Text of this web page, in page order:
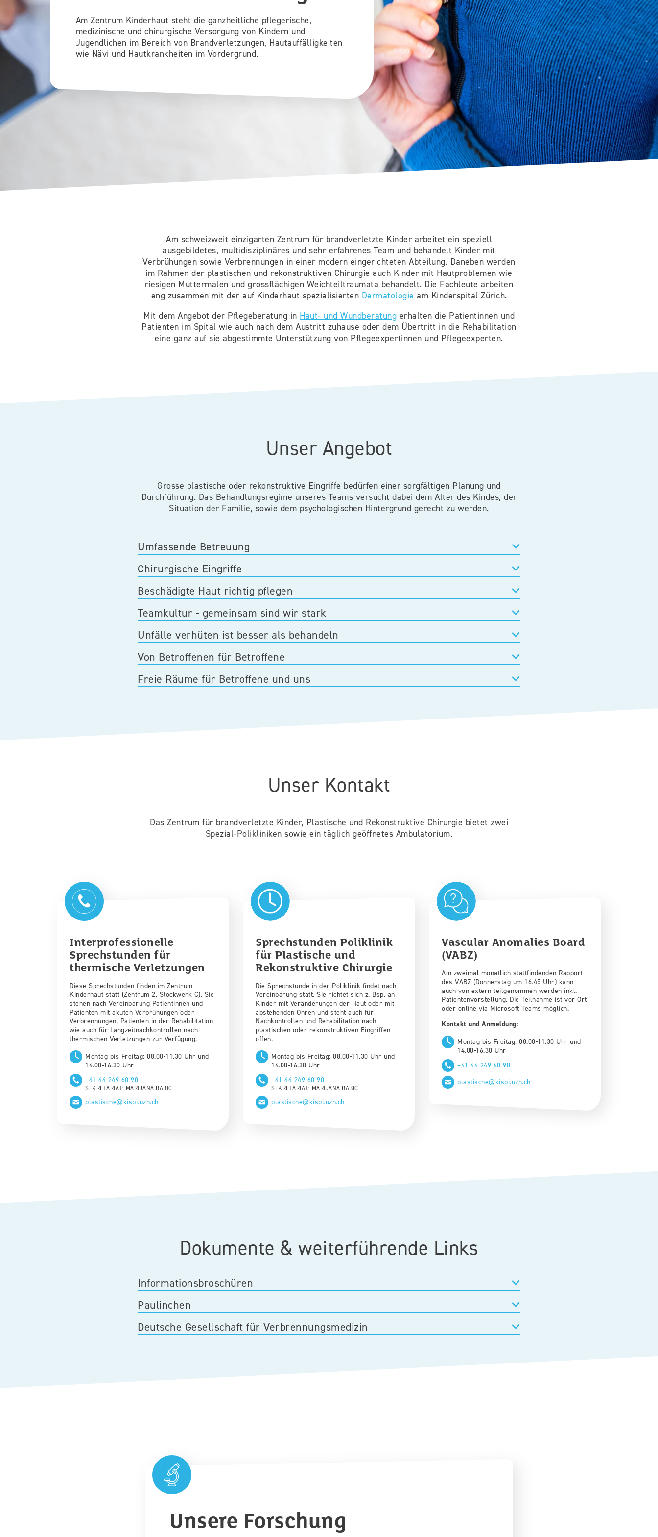
Am Zentrum Kinderhaut steht die ganzheitliche pflegerische,
medizinische und chirurgische Versorgung von Kindern und
Jugendlichen im Bereich von Brandverletzungen, Hautauffälligkeiten
wie Nävi und Hautkrankheiten im Vordergrund.
​Am schweizweit einzigarten Zentrum für brandverletzte Kinder arbeitet ein speziell
ausgebildetes, multidisziplinäres und sehr erfahrenes Team und behandelt Kinder mit
Verbrühungen sowie Verbrennungen in einer modern eingerichteten Abteilung. Daneben werden
im Rahmen der plastischen und rekonstruktiven Chirurgie auch Kinder mit Hautproblemen wie
riesigen Muttermalen und grossflächigen Weichteiltraumata behandelt. Die Fachleute arbeiten
eng zusammen mit der auf Kinderhaut spezialisierten Dermatologie am Kinderspital Zürich.
Mit dem Angebot der Pflegeberatung in Haut- und Wundberatung erhalten die Patientinnen und
Patienten im Spital wie auch nach dem Austritt zuhause oder dem Übertritt in die Rehabilitation
eine ganz auf sie abgestimmte Unterstützung von Pflegeexpertinnen und Pflegeexperten.
Unser Angebot
​Grosse plastische oder rekonstruktive Eingriffe bedürfen einer sorgfältigen Planung und
Durchführung. Das Behandlungsregime unseres Teams versucht dabei dem Alter des Kindes, der
Situation der Familie, sowie dem psychologischen Hintergrund gerecht zu werden.​
Umfassende Betreuung
Chirurgische Eingriffe
Beschädigte Haut richtig pflegen​
Teamkultur - gemeinsam sind wir stark
Unfälle verhüten ist besser als behandeln
Von Betroffenen für Betroffene
​Freie Räume für Betroffene und uns
Unser Kontakt
​Das Zentrum für brandverletzte Kinder, Plastische und Rekonstruktive Chirurgie bietet zwei
Spezial-Polikliniken sowie ein täglich geöffnetes Ambulatorium.
Interprofessionelle
Sprechstunden für
thermische Verletzungen
Diese Sprechstunden finden im Zentrum
Kinderhaut statt (Zentrum 2, Stockwerk C). Sie
stehen nach Vereinbarung Patientinnen und
Patienten mit akuten Verbrühungen oder
Verbrennungen, Patienten in der Rehabilitation
wie auch für Langzeitnachkontrollen nach
thermischen Verletzungen zur Verfügung.
Montag bis Freitag: 08.00-11.30 Uhr und
14.00-16.30 Uhr
+41 44 249 60 90
SEKRETARIAT: MARIJANA BABIC
plastische@kispi.uzh.ch​​
Sprechstunden Poliklinik
für Plastische und
Rekonstruktive Chirurgie
Die Sprechstunde in der Poliklinik findet nach
Vereinbarung statt. Sie richtet sich z. Bsp. an
Kinder mit Veränderungen der Haut oder mit
abstehenden Ohren und steht auch für
Nachkontrollen und Rehabilitation nach
plastischen oder rekonstruktiven Eingriffen​​
offen.​​​
Montag bis Freitag: 08.00-11.30 Uhr und
14.00-16.30 Uhr
+41 44 249 60 90
SEKRETARIAT: MARIJANA BABIC
plastische@kispi.uzh.ch​​
Vascular Anomalies Board
(VABZ)
Am zweimal monatlich stattfindenden Rapport
des VABZ (Donnerstag um 16.45 Uhr) kann
auch von extern teilgenommen werden inkl.
Patientenvorstellung. Die Teilnahme ist vor Ort
oder online via Microsoft Teams möglich.
Kontakt und Anmeldung:
Montag bis Freitag: 08.00-11.30 Uhr und
14.00-16.30 Uhr
+41 44 249 60 90
plastische@kispi.uzh.ch
Dokumente & weiterführende Links
Informationsbroschüren
​​Paulinchen
Deutsche Gesellschaft für Verbrennungsmedizin
Unsere Forschung